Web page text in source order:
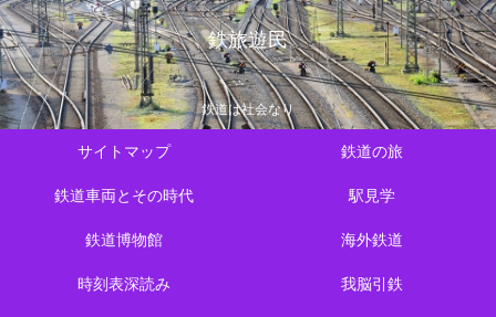
鉄旅遊民
鉄道は社会なり
サイトマップ 鉄道の旅
鉄道車両とその時代 駅見学
鉄道博物館 海外鉄道
時刻表深読み 我脳引鉄